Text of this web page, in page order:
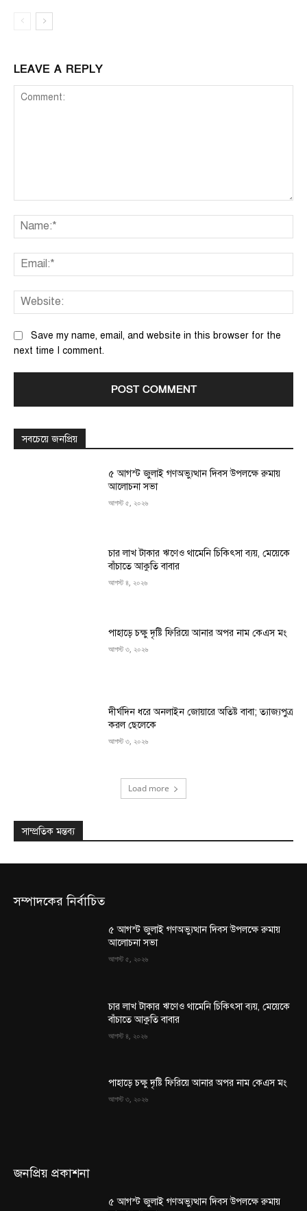
LEAVE A REPLY
Save my name, email, and website in this browser for the
next time I comment.
সবচেয়ে জনপ্রিয়
৫ আগস্ট জুলাই গণঅভ্যুত্থান দিবস উপলক্ষে রুমায়
আলোচনা সভা
আগস্ট ৫, ২০২৬
চার লাখ টাকার ঋণেও থামেনি চিকিৎসা ব্যয়, মেয়েকে
বাঁচাতে আকুতি বাবার
আগস্ট ৪, ২০২৬
পাহাড়ে চক্ষু দৃষ্টি ফিরিয়ে আনার অপর নাম কেএস মং
আগস্ট ৩, ২০২৬
দীর্ঘদিন ধরে অনলাইন জোয়ারে অতিষ্ট বাবা; ত্যাজ্যপুত্র
করল ছেলেকে
আগস্ট ৩, ২০২৬
Load more
সাম্প্রতিক মন্তব্য
সম্পাদকের নির্বাচিত
৫ আগস্ট জুলাই গণঅভ্যুত্থান দিবস উপলক্ষে রুমায়
আলোচনা সভা
আগস্ট ৫, ২০২৬
চার লাখ টাকার ঋণেও থামেনি চিকিৎসা ব্যয়, মেয়েকে
বাঁচাতে আকুতি বাবার
আগস্ট ৪, ২০২৬
পাহাড়ে চক্ষু দৃষ্টি ফিরিয়ে আনার অপর নাম কেএস মং
আগস্ট ৩, ২০২৬
জনপ্রিয় প্রকাশনা
৫ আগস্ট জুলাই গণঅভ্যুত্থান দিবস উপলক্ষে রুমায়